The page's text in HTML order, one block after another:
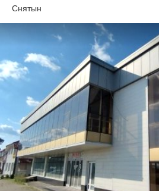
В ціну входять додатково підвал та
Снятын